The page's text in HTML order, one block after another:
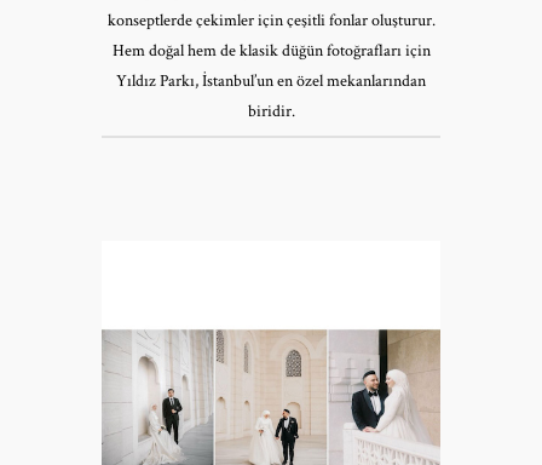
konseptlerde çekimler için çeşitli fonlar oluşturur.
Hem doğal hem de klasik düğün fotoğrafları için
Yıldız Parkı, İstanbul’un en özel mekanlarından
biridir.